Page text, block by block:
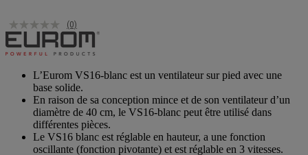
(0)
L’Eurom VS16-blanc est un ventilateur sur pied avec une
base solide.
En raison de sa conception mince et de son ventilateur d’un
diamètre de 40 cm, le VS16-blanc peut être utilisé dans
différentes pièces.
Le VS16 blanc est réglable en hauteur, a une fonction
oscillante (fonction pivotante) et est réglable en 3 vitesses.